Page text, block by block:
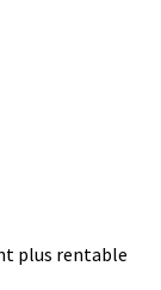
plus rentable